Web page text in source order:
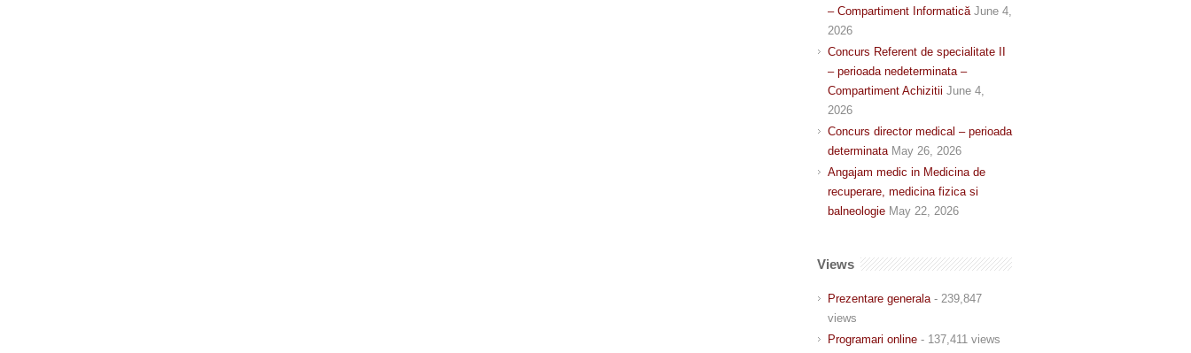
– Compartiment Informatică June 4,
2026
Concurs Referent de specialitate II
– perioada nedeterminata –
Compartiment Achizitii June 4,
2026
Concurs director medical – perioada
determinata May 26, 2026
Angajam medic in Medicina de
recuperare, medicina fizica si
balneologie May 22, 2026
Views
Prezentare generala- 239,847
views
Programari online - 137,411 views